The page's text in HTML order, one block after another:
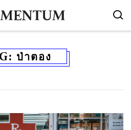
ป่าตอง